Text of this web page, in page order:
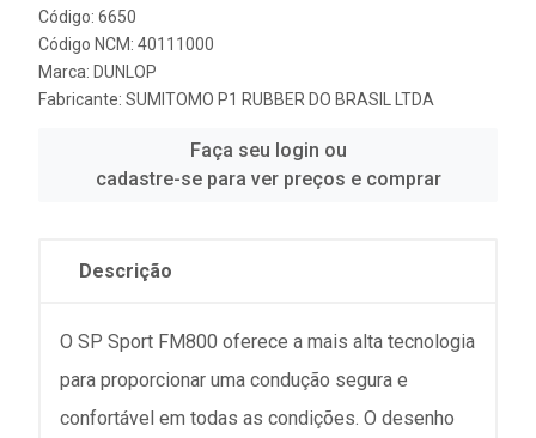
Código: 6650
Código NCM: 40111000
Marca: DUNLOP
Fabricante: SUMITOMO P1 RUBBER DO BRASIL LTDA
Faça seu login ou
cadastre-se para ver preços e comprar
Descrição
O SP Sport FM800 oferece a mais alta tecnologia
para proporcionar uma condução segura e
confortável em todas as condições. O desenho